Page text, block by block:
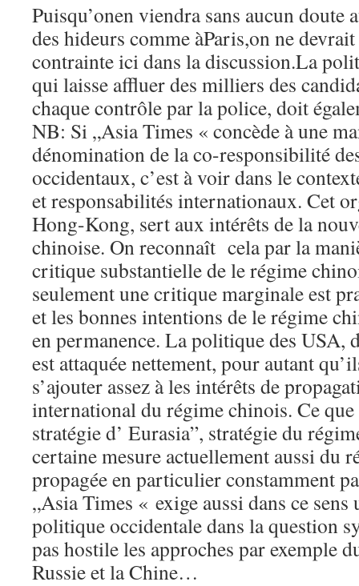
Puisqu’onen viendra sans aucun doute
des hideurs comme àParis,on ne
contrainte ici dans la discussion.La
qui laisse affluer des milliers des
chaque contrôle par la police, doit
NB: Si „Asia Times « concède à une
dénomination de la co-responsibilité
occidentaux, c’est à voir dans le
et responsabilités internationaux. Cet
Hong-Kong, sert aux intérêts de la
chinoise. On reconnaît cela par la
critique substantielle de le régime
seulement une critique marginale est
et les bonnes intentions de le régime
en permanence. La politique des USA,
est attaquée nettement, pour autant
s’ajouter assez à les intérêts de
international du régime chinois. Ce
stratégie d’ Eurasia”, stratégie du
certaine mesure actuellement aussi du
propagée en particulier constamment
„Asia Times « exige aussi dans ce
politique occidentale dans la question
pas hostile les approches par exemple
Russie et la Chine…